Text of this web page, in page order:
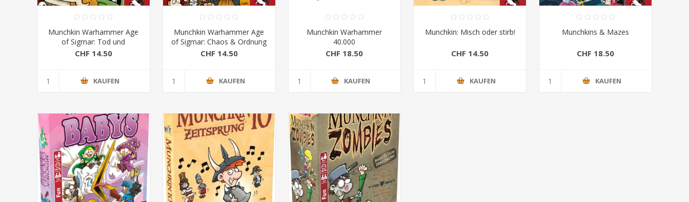
Munchkin Warhammer Age
of Sigmar: Tod und
Zerstörung Erw.
CHF 14.50
KAUFEN
Munchkin Warhammer Age
of Sigmar: Chaos & Ordnung
Erw.
CHF 14.50
KAUFEN
Munchkin Warhammer
40.000
CHF 18.50
KAUFEN
Munchkin: Misch oder stirb!
CHF 14.50
KAUFEN
Munchkins & Mazes
CHF 18.50
KAUFEN